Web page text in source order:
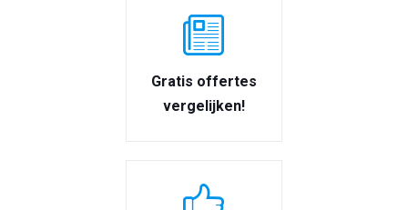
Gratis offertes
vergelijken!